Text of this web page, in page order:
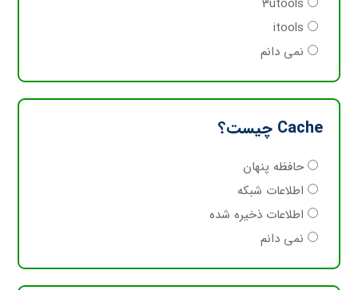
نمی دانم
Cache چیست؟
حافظه پنهان
اطلاعات شبکه
اطلاعات ذخیره شده
نمی دانم